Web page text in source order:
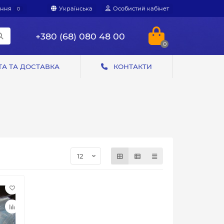
0 Українська Особистий кабінет
+380 (68) 080 48 00
0
ТА ДОСТАВКА КОНТАКТИ